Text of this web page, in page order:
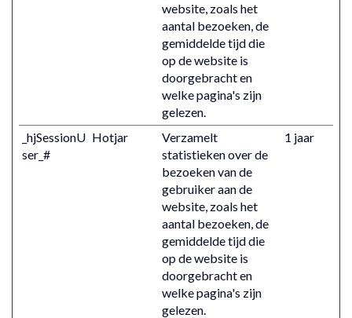
website, zoals het
aantal bezoeken, de
gemiddelde tijd die
op de website is
doorgebracht en
welke pagina's zijn
gelezen.
_hjSessionU
ser_#
Hotjar
Verzamelt
statistieken over de
bezoeken van de
gebruiker aan de
website, zoals het
aantal bezoeken, de
gemiddelde tijd die
op de website is
doorgebracht en
welke pagina's zijn
gelezen.
1 jaar